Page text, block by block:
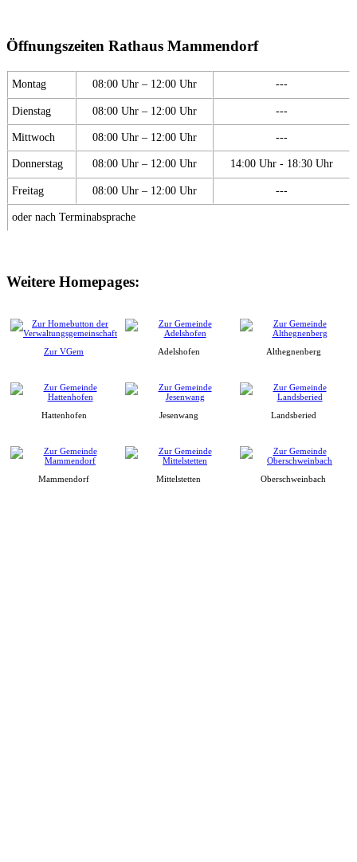
Öffnungszeiten Rathaus Mammendorf
Montag 08:00 Uhr – 12:00 Uhr ---
Dienstag 08:00 Uhr – 12:00 Uhr ---
Mittwoch 08:00 Uhr – 12:00 Uhr ---
Donnerstag 08:00 Uhr – 12:00 Uhr 14:00 Uhr - 18:30 Uhr
Freitag 08:00 Uhr – 12:00 Uhr ---
oder nach Terminabsprache
Weitere Homepages:
Zur VGem Adelshofen Althegnenberg
Hattenhofen Jesenwang Landsberied
Mammendorf Mittelstetten Oberschweinbach